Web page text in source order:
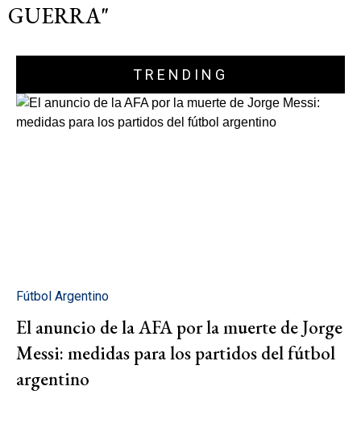
GUERRA"
TRENDING
Fútbol Argentino
El anuncio de la AFA por la muerte de Jorge
Messi: medidas para los partidos del fútbol
argentino